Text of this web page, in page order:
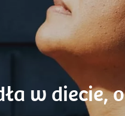
w